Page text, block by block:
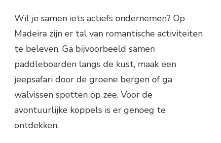
Wil je samen iets actiefs ondernemen? Op
Madeira zijn er tal van romantische activiteiten
te beleven. Ga bijvoorbeeld samen
paddleboarden langs de kust, maak een
jeepsafari door de groene bergen of ga
walvissen spotten op zee. Voor de
avontuurlijke koppels is er genoeg te
ontdekken.